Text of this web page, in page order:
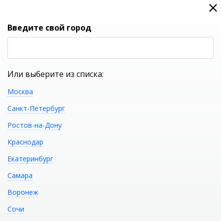
0
CERSANIT Смеситель
GEO для душа А63041
Введите свой город
Или выберите из списка:
Москва
Санкт-Петербург
Ростов-на-Дону
Краснодар
Екатеринбург
Самара
Воронеж
Сочи